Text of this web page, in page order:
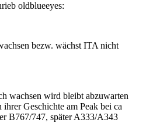
oldblueeyes:
bezw. wächst ITA nicht
wachsen wird bleibt abzuwarten
Geschichte am Peak bei ca
B767/747, später A333/A343